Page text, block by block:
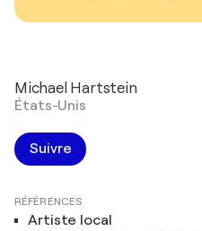
Michael Hartstein
États-Unis
Suivre
RÉFÉRENCES
Artiste local